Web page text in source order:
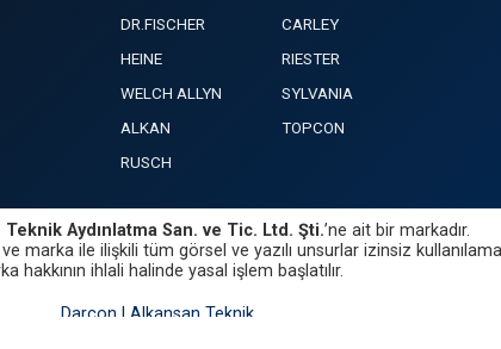
DR.FISCHER
CARLEY
HEINE
RIESTER
WELCH ALLYN
SYLVANIA
ALKAN
TOPCON
RUSCH
Teknik Aydınlatma San. ve Tic. Ltd. Şti.’ne ait bir markadır.
marka ile ilişkili tüm görsel ve yazılı unsurlar izinsiz
hakkının ihlali halinde yasal işlem başlatılır.
Darcon | Alkansan Teknik